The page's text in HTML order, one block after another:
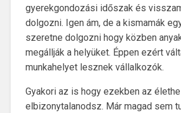
gyerekgondozási időszak és
dolgozni. Igen ám, de a kismamák
szeretne dolgozni hogy közben
megállják a helyüket. Éppen ezért
munkahelyet lesznek vállalkozók.
Gyakori az is hogy ezekben az
elbizonytalanodsz. Már magad sem